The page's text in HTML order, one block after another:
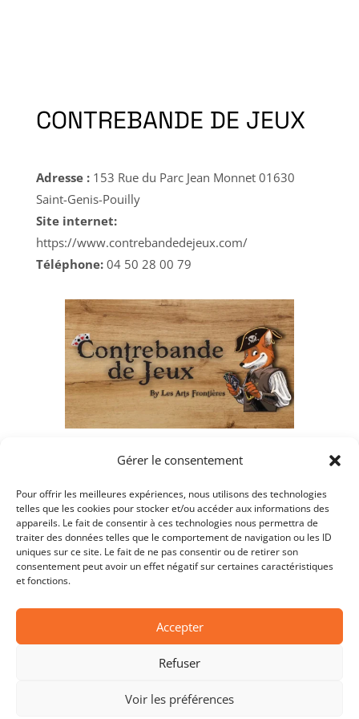
Gérer le consentement
Pour offrir les meilleures expériences, nous utilisons des technologies
telles que les cookies pour stocker et/ou accéder aux informations des
appareils. Le fait de consentir à ces technologies nous permettra de
traiter des données telles que le comportement de navigation ou les ID
uniques sur ce site. Le fait de ne pas consentir ou de retirer son
consentement peut avoir un effet négatif sur certaines caractéristiques
et fonctions.
Accepter
Refuser
Voir les préférences
CONTREBANDE DE JEUX
Adresse : 153 Rue du Parc Jean Monnet 01630
Saint-Genis-Pouilly
Site internet:
https://www.contrebandedejeux.com/
Téléphone: 04 50 28 00 79
Copyright © 2026 Les Chevaliers de l’Oiseau.